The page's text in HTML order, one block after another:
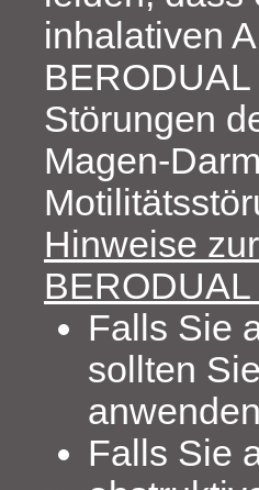
inhalativen
Störungen
Magen-
Hinweise
BERODUAL
Falls Sie
sollten
Falls Sie